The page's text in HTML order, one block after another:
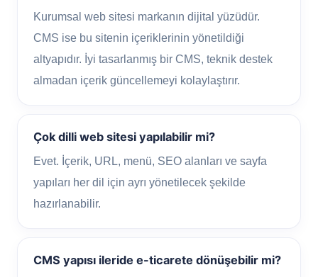
Kurumsal web sitesi markanın dijital yüzüdür.
CMS ise bu sitenin içeriklerinin yönetildiği
altyapıdır. İyi tasarlanmış bir CMS, teknik destek
almadan içerik güncellemeyi kolaylaştırır.
Çok dilli web sitesi yapılabilir mi?
Evet. İçerik, URL, menü, SEO alanları ve sayfa
yapıları her dil için ayrı yönetilecek şekilde
hazırlanabilir.
CMS yapısı ileride e-ticarete dönüşebilir mi?